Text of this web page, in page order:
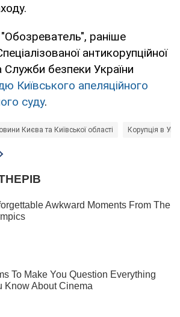
раніше
антикорупційної
Служби безпеки України
Київського апеляційного
суду.
Києва та Київської області Корупція в